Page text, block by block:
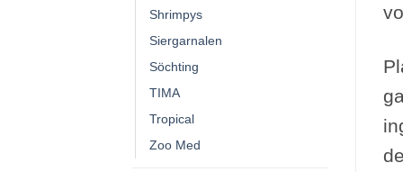
Shrimpys
Siergarnalen
Söchting
TIMA
Tropical
Zoo Med